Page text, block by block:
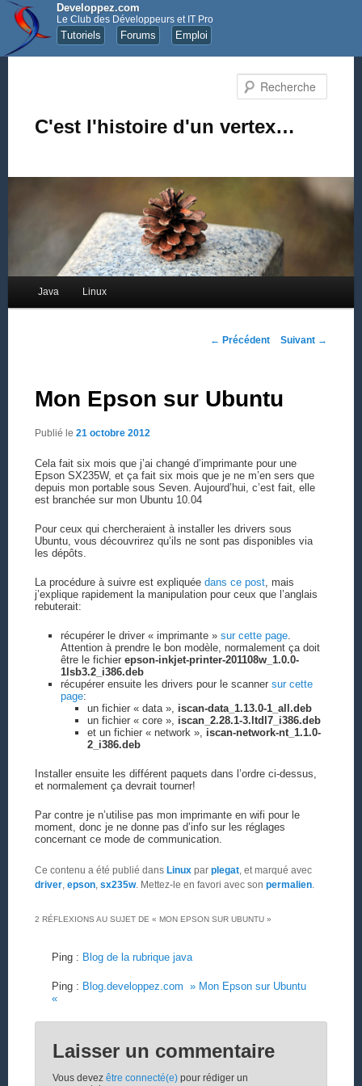
Developpez.com
Le Club des Développeurs et IT Pro
Tutoriels Forums Emploi
C'est l'histoire d'un vertex…
Aller au contenu principal
Aller au contenu secondaire
Java Linux
Navigation des articles
← Précédent Suivant →
Mon Epson sur Ubuntu
Publié le 21 octobre 2012
Cela fait six mois que j’ai changé d’imprimante pour une
Epson SX235W, et ça fait six mois que je ne m’en sers que
depuis mon portable sous Seven. Aujourd’hui, c’est fait, elle
est branchée sur mon Ubuntu 10.04
Pour ceux qui chercheraient à installer les drivers sous
Ubuntu, vous découvrirez qu’ils ne sont pas disponibles via
les dépôts.
La procédure à suivre est expliquée dans ce post, mais
j’explique rapidement la manipulation pour ceux que l’anglais
rebuterait:
récupérer le driver « imprimante »sur cette page.
Attention à prendre le bon modèle, normalement ça doit
être le fichierepson-inkjet-printer-201108w_1.0.0-
1lsb3.2_i386.deb
récupérer ensuite les drivers pour le scannersur cette
page:
un fichier « data », iscan-data_1.13.0-1_all.deb
un fichier « core », iscan_2.28.1-3.ltdl7_i386.deb
et un fichier « network », iscan-network-nt_1.1.0-
2_i386.deb
Installer ensuite les différent paquets dans l’ordre ci-dessus,
et normalement ça devrait tourner!
Par contre je n’utilise pas mon imprimante en wifi pour le
moment, donc je ne donne pas d’info sur les réglages
concernant ce mode de communication.
Ce contenu a été publié dans Linuxpar plegat, et marqué avec
driver, epson, sx235w. Mettez-le en favori avec son permalien.
2 RÉFLEXIONS AU SUJET DE « MON EPSON SUR UBUNTU»
Ping : Blog de la rubrique java
Ping : Blog.developpez.com » Mon Epson sur Ubuntu
«
Laisser un commentaire
Vous devez être connecté(e)pour rédiger un